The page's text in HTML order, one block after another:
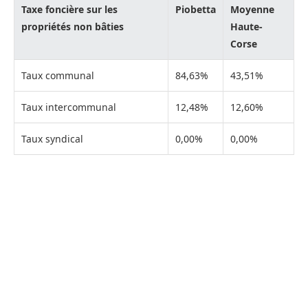
Taxe foncière sur les
propriétés non bâties
Piobetta
Moyenne
Haute-
Corse
Taux communal 84,63% 43,51%
Taux intercommunal 12,48% 12,60%
Taux syndical 0,00% 0,00%